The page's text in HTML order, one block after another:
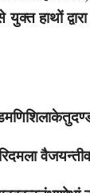
हाथों द्वारा